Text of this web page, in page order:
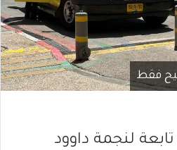
فقط
لنجمة داوود